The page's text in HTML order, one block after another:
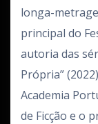
longa-
principal do
autoria das
Própria”
Academia
de Ficção e o